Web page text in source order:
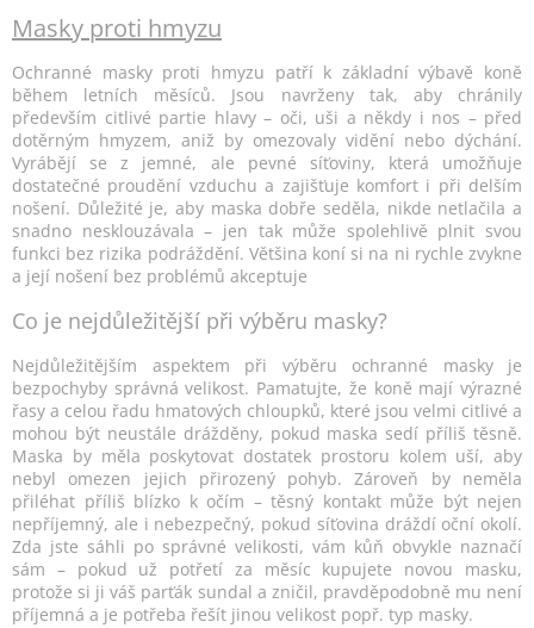
Masky proti hmyzu
Ochranné masky proti hmyzu patří k základní výbavě koně
během letních měsíců. Jsou navrženy tak, aby chránily
především citlivé partie hlavy – oči, uši a někdy i nos – před
dotěrným hmyzem, aniž by omezovaly vidění nebo dýchání.
Vyrábějí se z jemné, ale pevné síťoviny, která umožňuje
dostatečné proudění vzduchu a zajišťuje komfort i při delším
nošení. Důležité je, aby maska dobře seděla, nikde netlačila a
snadno nesklouzávala – jen tak může spolehlivě plnit svou
funkci bez rizika podráždění. Většina koní si na ni rychle zvykne
a její nošení bez problémů akceptuje
Co je nejdůležitější při výběru masky?
Nejdůležitějším aspektem při výběru ochranné masky je
bezpochyby správná velikost. Pamatujte, že koně mají výrazné
řasy a celou řadu hmatových chloupků, které jsou velmi citlivé a
mohou být neustále drážděny, pokud maska sedí příliš těsně.
Maska by měla poskytovat dostatek prostoru kolem uší, aby
nebyl omezen jejich přirozený pohyb. Zároveň by neměla
přiléhat příliš blízko k očím – těsný kontakt může být nejen
nepříjemný, ale i nebezpečný, pokud síťovina dráždí oční okolí.
Zda jste sáhli po správné velikosti, vám kůň obvykle naznačí
sám – pokud už potřetí za měsíc kupujete novou masku,
protože si ji váš parťák sundal a zničil, pravděpodobně mu není
příjemná a je potřeba řešít jinou velikost popř. typ masky.